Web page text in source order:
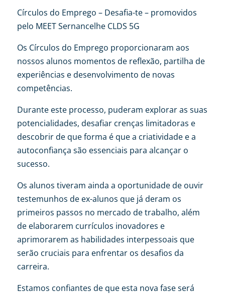
Círculos do Emprego – Desafia-te – promovidos
pelo MEET Sernancelhe CLDS 5G
Os Círculos do Emprego proporcionaram aos
nossos alunos momentos de reflexão, partilha de
experiências e desenvolvimento de novas
competências.
Durante este processo, puderam explorar as suas
potencialidades, desafiar crenças limitadoras e
descobrir de que forma é que a criatividade e a
autoconfiança são essenciais para alcançar o
sucesso.
Os alunos tiveram ainda a oportunidade de ouvir
testemunhos de ex-alunos que já deram os
primeiros passos no mercado de trabalho, além
de elaborarem currículos inovadores e
aprimorarem as habilidades interpessoais que
serão cruciais para enfrentar os desafios da
carreira.
Estamos confiantes de que esta nova fase será